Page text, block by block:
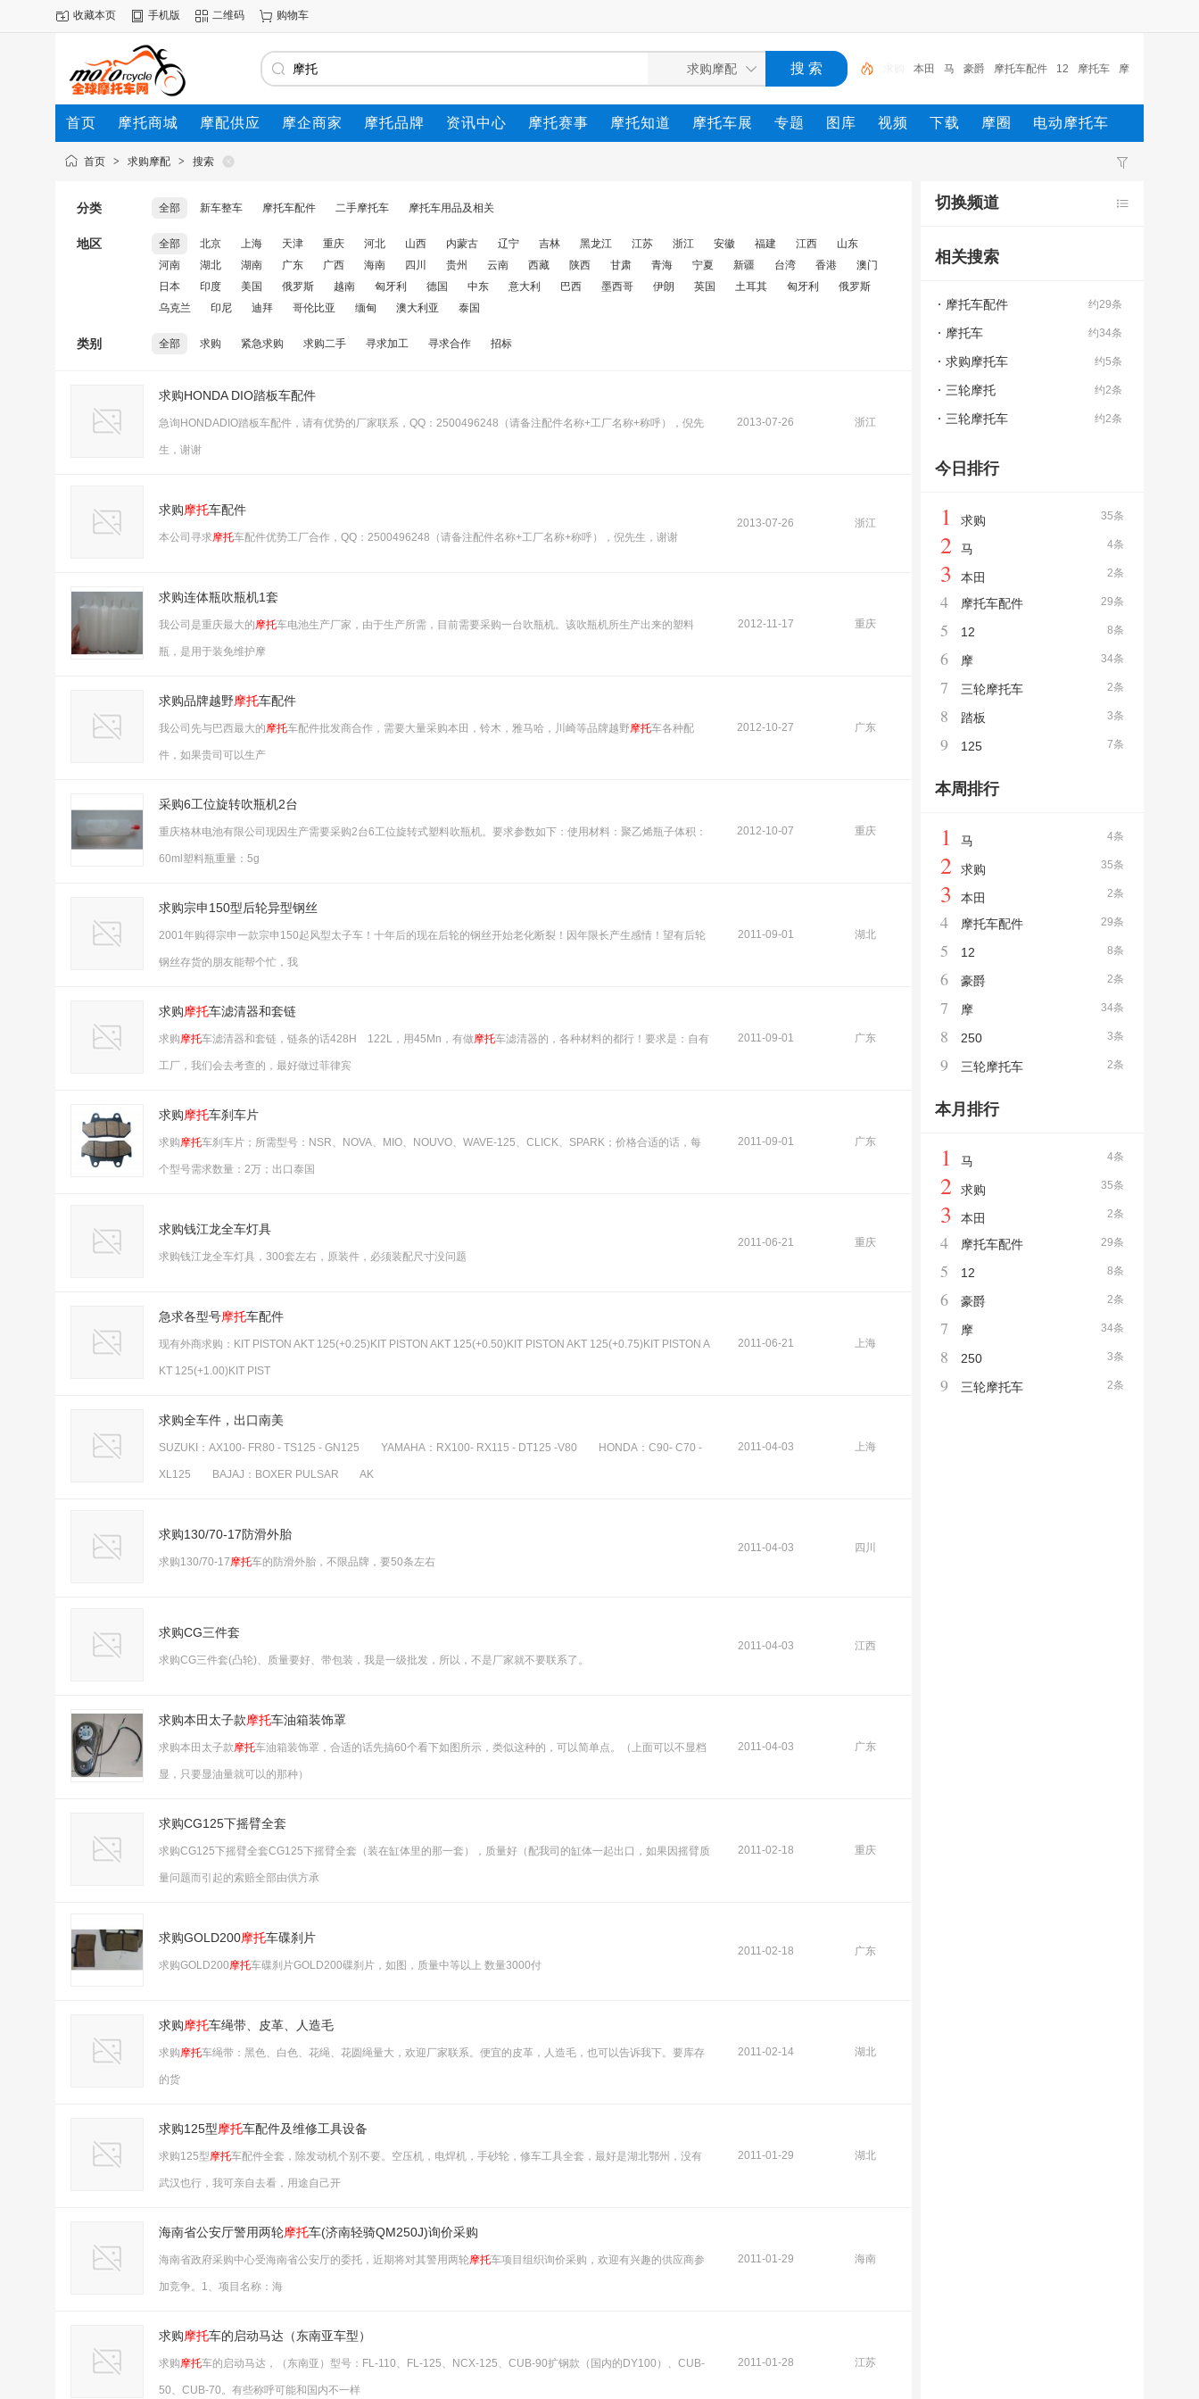
收藏本页 手机版 二维码 购物车
马 豪爵 摩托车配件 12 摩托车 摩 踏板
求购摩托车 求购
首页 摩托商城 摩配供应 摩企商家 摩托品牌 资讯中心 摩托赛事 摩托知道 摩托车展 专题 图库 视频 下载 摩圈 电动摩托车
动态首页 > 求购摩配 > 搜索
分类 全部 新车整车 摩托车配件 二手摩托车 摩托车用品及相关
地区 全部 北京 上海 天津 重庆 河北 山西 内蒙古 辽宁 吉林 黑龙江 江苏 浙江 安徽 福建 江西
山东
河南
湖北 湖南 广东 广西 海南 四川 贵州 云南 西藏 陕西 甘肃 青海 宁夏 新疆 台湾 香港
澳门
日本
印度 美国 俄罗斯 越南 匈牙利 德国 中东 意大利 巴西 墨西哥 伊朗 英国 土耳其 匈牙利
俄罗斯
乌克兰
印尼 迪拜 哥伦比亚 缅甸 澳大利亚 泰国
类别 全部 求购 紧急求购 求购二手 寻求加工 寻求合作 招标
求购HONDA DIO踏板车配件
急询HONDADIO踏板车配件，请有优势的厂家联系，QQ：2500496248（请备注配件名称+工厂名称+称呼），倪先
生，谢谢
2013-07-26 浙江
求购摩托车配件
本公司寻求摩托车配件优势工厂合作，QQ：2500496248（请备注配件名称+工厂名称+称呼），倪先生，谢谢
2013-07-26 浙江
求购连体瓶吹瓶机1套
我公司是重庆最大的摩托车电池生产厂家，由于生产所需，目前需要采购一台吹瓶机。该吹瓶机所生产出来的塑料
瓶，是用于装免维护摩
2012-11-17 重庆
求购品牌越野摩托车配件
我公司先与巴西最大的摩托车配件批发商合作，需要大量采购本田，铃木，雅马哈，川崎等品牌越野摩托车各种配
件，如果贵司可以生产
2012-10-27 广东
采购6工位旋转吹瓶机2台
重庆格林电池有限公司现因生产需要采购2台6工位旋转式塑料吹瓶机。要求参数如下：使用材料：聚乙烯瓶子体积：
60ml塑料瓶重量：5g
2012-10-07 重庆
求购宗申150型后轮异型钢丝
2001年购得宗申一款宗申150起风型太子车！十年后的现在后轮的钢丝开始老化断裂！因年限长产生感情！望有后轮
钢丝存货的朋友能帮个忙，我
2011-09-01 湖北
求购摩托车滤清器和套链
求购摩托车滤清器和套链，链条的话428H 122L，用45Mn，有做摩托车滤清器的，各种材料的都行！要求是：自有
工厂，我们会去考查的，最好做过菲律宾
2011-09-01 广东
求购摩托车刹车片
求购摩托车刹车片；所需型号：NSR、NOVA、MIO、NOUVO、WAVE-125、CLICK、SPARK；价格合适的话，每
个型号需求数量：2万；出口泰国
2011-09-01 广东
求购钱江龙全车灯具
求购钱江龙全车灯具，300套左右，原装件，必须装配尺寸没问题
2011-06-21 重庆
急求各型号摩托车配件
现有外商求购：KIT PISTON AKT 125(+0.25)KIT PISTON AKT 125(+0.50)KIT PISTON AKT 125(+0.75)KIT PISTON A
KT 125(+1.00)KIT PIST
2011-06-21 上海
求购全车件，出口南美
SUZUKI：AX100- FR80 - TS125 - GN125 YAMAHA：RX100- RX115 - DT125 -V80 HONDA：C90- C70 -
XL125 BAJAJ：BOXER PULSAR AK
2011-04-03 上海
求购130/70-17防滑外胎
求购130/70-17摩托车的防滑外胎，不限品牌，要50条左右
2011-04-03 四川
求购CG三件套
求购CG三件套(凸轮)、质量要好、带包装，我是一级批发，所以，不是厂家就不要联系了。
2011-04-03 江西
求购本田太子款摩托车油箱装饰罩
求购本田太子款摩托车油箱装饰罩，合适的话先搞60个看下如图所示，类似这种的，可以简单点。（上面可以不显档
显，只要显油量就可以的那种）
2011-04-03 广东
求购CG125下摇臂全套
求购CG125下摇臂全套CG125下摇臂全套（装在缸体里的那一套），质量好（配我司的缸体一起出口，如果因摇臂质
量问题而引起的索赔全部由供方承
2011-02-18 重庆
求购GOLD200摩托车碟刹片
求购GOLD200摩托车碟刹片GOLD200碟刹片，如图，质量中等以上 数量3000付
2011-02-18 广东
求购摩托车绳带、皮革、人造毛
求购摩托车绳带：黑色、白色、花绳、花圆绳量大，欢迎厂家联系。便宜的皮革，人造毛，也可以告诉我下。要库存
的货
2011-02-14 湖北
求购125型摩托车配件及维修工具设备
求购125型摩托车配件全套，除发动机个别不要。空压机，电焊机，手砂轮，修车工具全套，最好是湖北鄂州，没有
武汉也行，我可亲自去看，用途自己开
2011-01-29 湖北
海南省公安厅警用两轮摩托车(济南轻骑QM250J)询价采购
海南省政府采购中心受海南省公安厅的委托，近期将对其警用两轮摩托车项目组织询价采购，欢迎有兴趣的供应商参
加竞争。1、项目名称：海
2011-01-29 海南
求购摩托车的启动马达（东南亚车型）
求购摩托车的启动马达，（东南亚）型号：FL-110、FL-125、NCX-125、CUB-90扩钢款（国内的DY100）、CUB-
50、CUB-70。有些称呼可能和国内不一样
2011-01-28 江苏
切换频道
相关搜索
约29条
摩托车配件
约34条
摩托车
约5条
求购摩托车
约2条
三轮摩托
约2条
三轮摩托车
今日排行
35条
1 求购
4条
2 马
2条
3 本田
29条
4 摩托车配件
8条
5 12
34条
6 摩
2条
7 三轮摩托车
3条
8 踏板
7条
9 125
本周排行
4条
1 马
35条
2 求购
2条
3 本田
29条
4 摩托车配件
8条
5 12
2条
6 豪爵
34条
7 摩
3条
8 250
2条
9 三轮摩托车
本月排行
4条
1 马
35条
2 求购
2条
3 本田
29条
4 摩托车配件
8条
5 12
2条
6 豪爵
34条
7 摩
3条
8 250
2条
9 三轮摩托车